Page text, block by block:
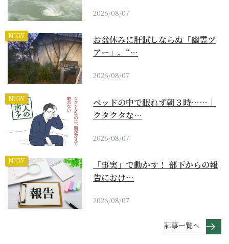
2026/08/07
NEW
お盆休みに肝試しならぬ「幽霊ツ
アー」。“…
2026/08/07
NEW
ベッドの中で眠れず朝３時……｜
クタクタな…
2026/08/07
NEW
「事実」で動かす！ 部下からの報
告におけ…
2026/08/07
記事一覧へ